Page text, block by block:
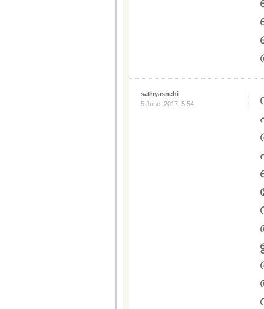
sathyasnehi
5 June, 2017, 5:54